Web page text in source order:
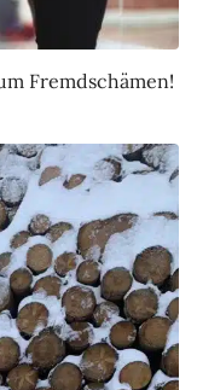
Fremdschämen!